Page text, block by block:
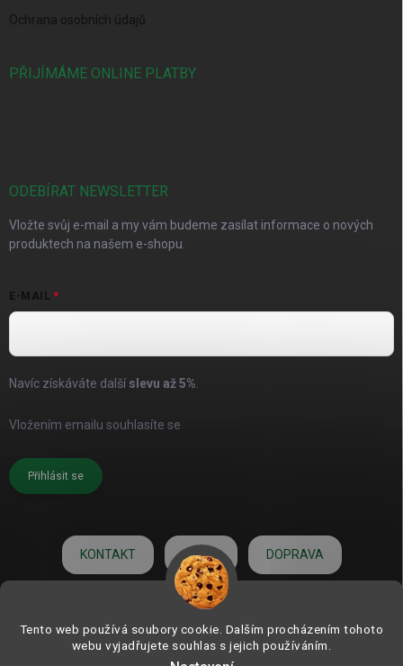
Tento web používá soubory cookie. Dalším procházením tohoto
webu vyjadřujete souhlas s jejich používáním.
Ochrana osobních údajů
PŘIJÍMÁME ONLINE PLATBY
ODEBÍRAT NEWSLETTER
Vložte svůj e-mail a my vám budeme zasílat informace o nových
produktech na našem e-shopu.
E-MAIL
Navíc získáváte další slevu až5%
Vložením emailu souhlasíte se
Přihlásit se
KONTAKT O NÁS DOPRAVA
HODNOCENÍ